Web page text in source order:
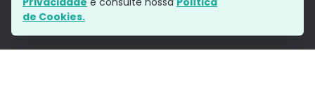
de Cookies.